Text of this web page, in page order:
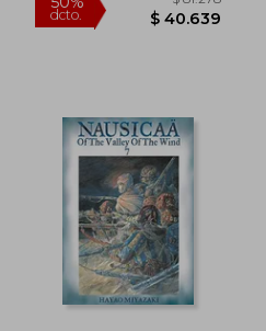
50%
dcto. $ 69.866